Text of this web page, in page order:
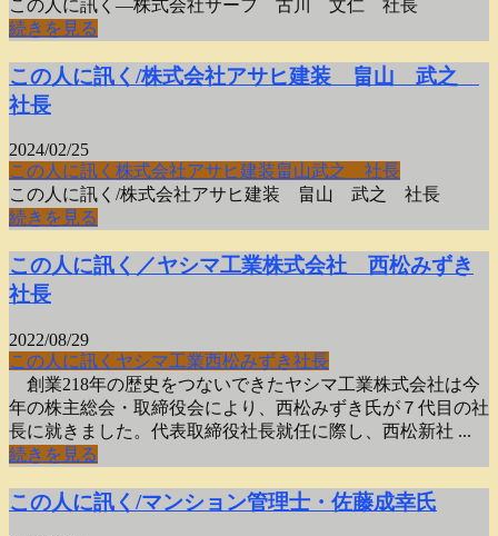
この人に訊く―株式会社サーフ 古川 文仁 社長
続きを見る
この人に訊く/株式会社アサヒ建装 畠山 武之
社長
2024/02/25
この人に訊く 株式会社アサヒ建装畠山武之 社長
この人に訊く/株式会社アサヒ建装 畠山 武之 社長
続きを見る
この人に訊く／ヤシマ工業株式会社 西松みずき
社長
2022/08/29
この人に訊く ヤシマ工業西松みずき社長
創業218年の歴史をつないできたヤシマ工業株式会社は今
年の株主総会・取締役会により、西松みずき氏が７代目の社
長に就きました。代表取締役社長就任に際し、西松新社 ...
続きを見る
この人に訊く/マンション管理士・佐藤成幸氏